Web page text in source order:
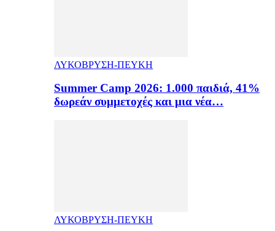
ΛΥΚΟΒΡΥΣΗ-ΠΕΥΚΗ
Summer Camp 2026: 1.000 παιδιά, 41%
δωρεάν συμμετοχές και μια νέα…
ΛΥΚΟΒΡΥΣΗ-ΠΕΥΚΗ